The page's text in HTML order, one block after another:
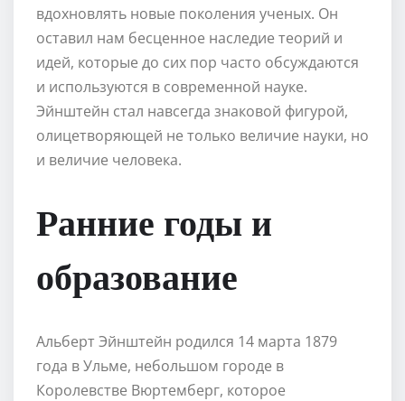
вдохновлять новые поколения ученых. Он
оставил нам бесценное наследие теорий и
идей, которые до сих пор часто обсуждаются
и используются в современной науке.
Эйнштейн стал навсегда знаковой фигурой,
олицетворяющей не только величие науки, но
и величие человека.
Ранние годы и
образование
Альберт Эйнштейн родился 14 марта 1879
года в Ульме, небольшом городе в
Королевстве Вюртемберг, которое